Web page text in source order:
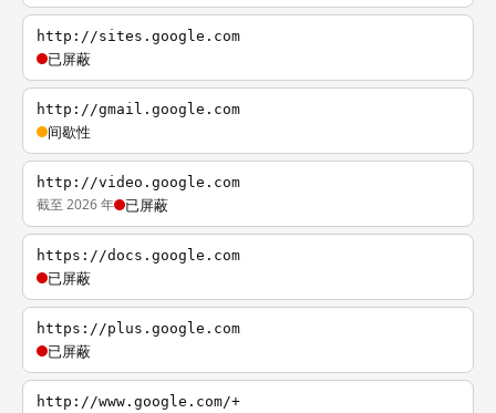
http://sites.google.com
已屏蔽
http://gmail.google.com
间歇性
http://video.google.com
截至 2026 年 已屏蔽
https://docs.google.com
已屏蔽
https://plus.google.com
已屏蔽
http://www.google.com/+